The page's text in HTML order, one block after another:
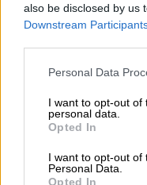
also be disclosed by us
Downstream
Please note that this
not limited to your visit
grant or deny consent
use your data for below
consent section.
Personal Data
I want to opt-out of
personal data.
Opted In
I want to opt-out of
Personal Data.
Opted In
«Ακόμη μια
υποδομές
για τους πολίτες
την Κρήτης»
Καραμανλής